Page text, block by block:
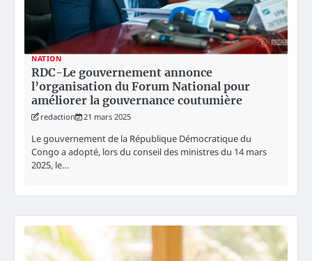
NATION
RDC-Le gouvernement annonce
l’organisation du Forum National pour
améliorer la gouvernance coutumière
redaction 21 mars 2025
Le gouvernement de la République Démocratique du
Congo a adopté, lors du conseil des ministres du 14 mars
2025, le…